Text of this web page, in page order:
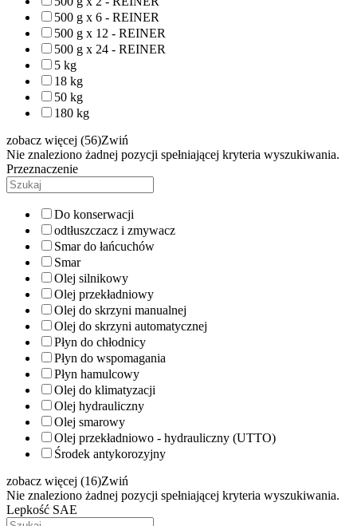
500 g x 6 - REINER
500 g x 12 - REINER
500 g x 24 - REINER
5 kg
18 kg
50 kg
180 kg
zobacz więcej (56)Zwiń
Nie znaleziono żadnej pozycji spełniającej kryteria wyszukiwania.
Przeznaczenie
Do konserwacji
odtłuszczacz i zmywacz
Smar do łańcuchów
Smar
Olej silnikowy
Olej przekładniowy
Olej do skrzyni manualnej
Olej do skrzyni automatycznej
Płyn do chłodnicy
Płyn do wspomagania
Płyn hamulcowy
Olej do klimatyzacji
Olej hydrauliczny
Olej smarowy
Olej przekładniowo - hydrauliczny (UTTO)
Środek antykorozyjny
zobacz więcej (16)Zwiń
Nie znaleziono żadnej pozycji spełniającej kryteria wyszukiwania.
Lepkość SAE